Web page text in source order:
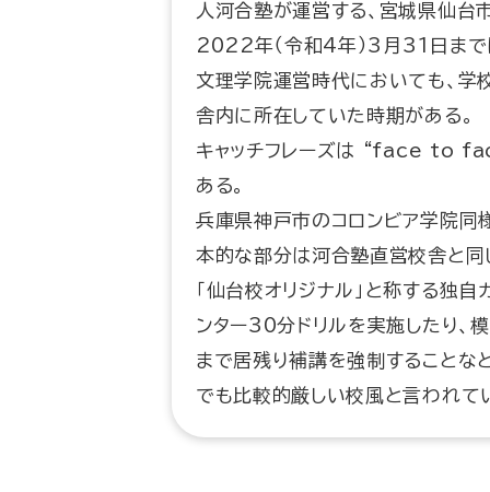
人河合塾が運営する、宮城県仙台
2022年（令和4年）3月31日まで
文理学院運営時代においても、
舎内に所在していた時期がある。
キャッチフレーズは “face to
ある。
兵庫県神戸市のコロンビア学院同
本的な部分は河合塾直営校舎と同
「仙台校オリジナル」と称する独
ンター30分ドリルを実施したり、
まで居残り補講を強制することな
でも比較的厳しい校風と言われて